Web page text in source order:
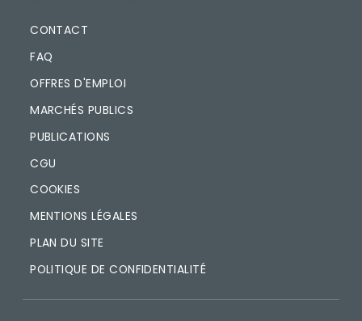
CONTACT
FAQ
OFFRES D'EMPLOI
MARCHÉS PUBLICS
PUBLICATIONS
CGU
COOKIES
MENTIONS LÉGALES
PLAN DU SITE
POLITIQUE DE CONFIDENTIALITÉ